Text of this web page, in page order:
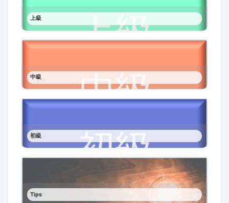
上級
中級
初級
Tips